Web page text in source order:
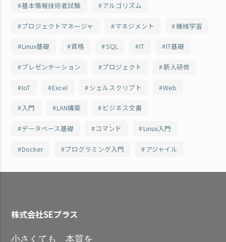
基本情報技術者試験 アルゴリズム
プロジェクトマネージャ マネジメント 機械学習
Linux基礎 資格 SQL IT IT基礎
プレゼンテーション プロジェクト 新人研修
IoT Excel シェルスクリプト Web
入門 LAN構築 ビジネス文書
データベース基礎 コマンド Linux入門
Docker プログラミング入門 アジャイル
株式会社SEプラス
小さくても 本質を